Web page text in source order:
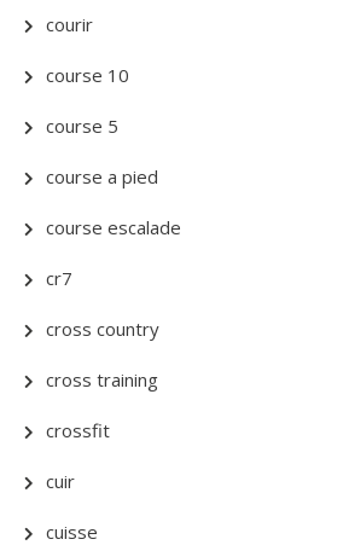
courir
course 10
course 5
course a pied
course escalade
cr7
cross country
cross training
crossfit
cuir
cuisse